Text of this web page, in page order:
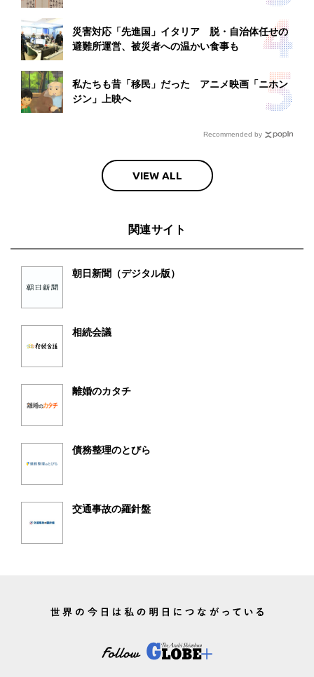
災害対応「先進国」イタリア 脱・自治体任せの
避難所運営、被災者への温かい食事も
私たちも昔「移民」だった アニメ映画「ニホン
ジン」上映へ
Recommended by
VIEW ALL
関連サイト
朝日新聞（デジタル版）
相続会議
離婚のカタチ
債務整理のとびら
交通事故の羅針盤